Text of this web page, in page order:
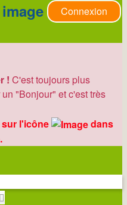
Connexion
! C'est toujours plus
"Bonjour" et c'est très
l'icône
dans
Recherche